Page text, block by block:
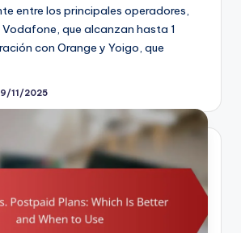
entre los principales operadores,
que alcanzan hasta 1
con Orange y Yoigo, que
11/2025